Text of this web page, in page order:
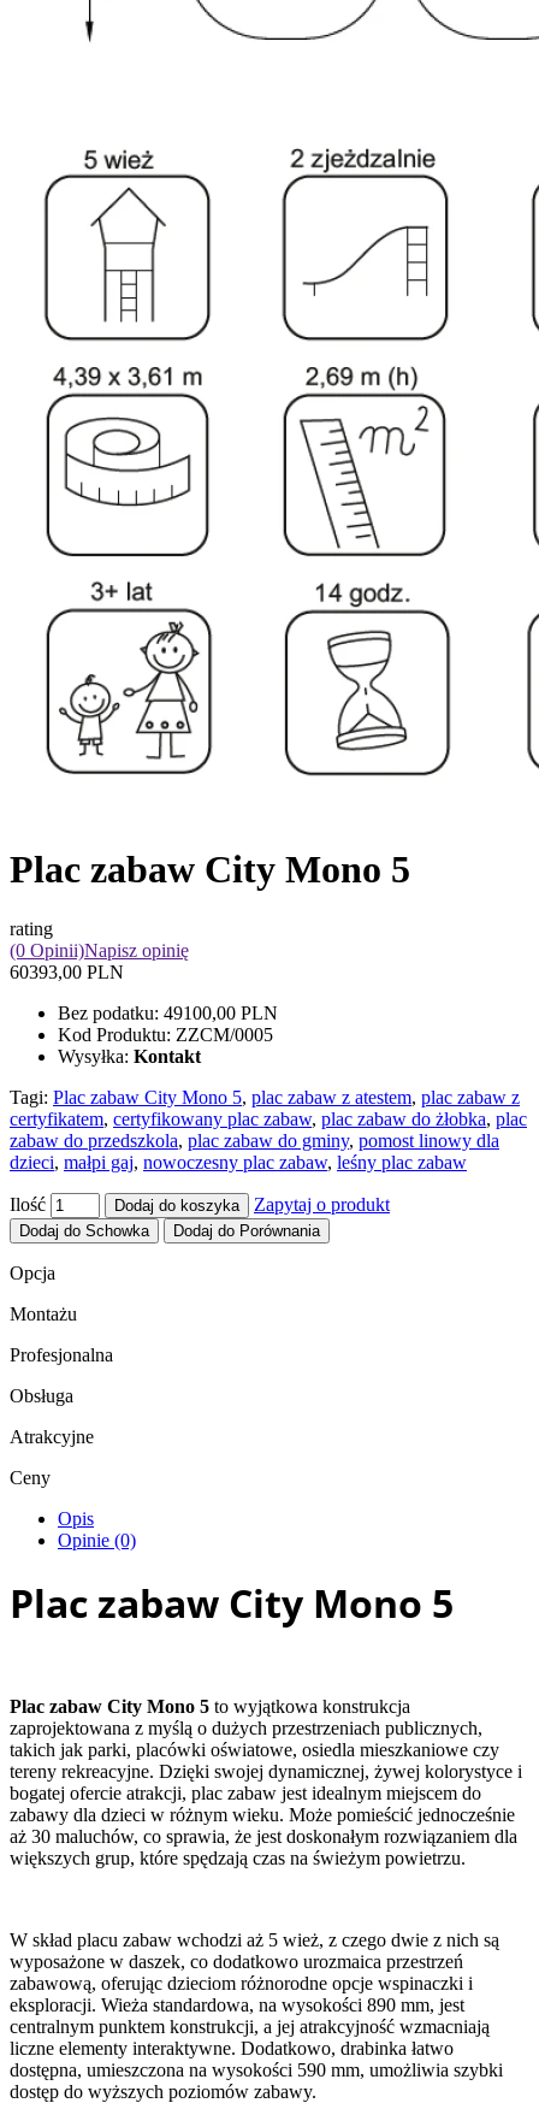
Plac zabaw City Mono 5
rating
(0 Opinii)Napisz opinię
60393,00 PLN
Bez podatku: 49100,00 PLN
Kod Produktu: ZZCM/0005
Wysyłka: Kontakt
Tagi: Plac zabaw City Mono 5, plac zabaw z atestem, plac zabaw z
certyfikatem, certyfikowany plac zabaw, plac zabaw do żłobka, plac
zabaw do przedszkola, plac zabaw do gminy, pomost linowy dla
dzieci, małpi gaj, nowoczesny plac zabaw, leśny plac zabaw
Ilość Dodaj do koszyka Zapytaj o produkt
Dodaj do Schowka Dodaj do Porównania
Opcja
Montażu
Profesjonalna
Obsługa
Atrakcyjne
Ceny
Opis
Opinie (0)
Plac zabaw City Mono 5
Plac zabaw City Mono 5 to wyjątkowa konstrukcja
zaprojektowana z myślą o dużych przestrzeniach publicznych,
takich jak parki, placówki oświatowe, osiedla mieszkaniowe czy
tereny rekreacyjne. Dzięki swojej dynamicznej, żywej kolorystyce i
bogatej ofercie atrakcji, plac zabaw jest idealnym miejscem do
zabawy dla dzieci w różnym wieku. Może pomieścić jednocześnie
aż 30 maluchów, co sprawia, że jest doskonałym rozwiązaniem dla
większych grup, które spędzają czas na świeżym powietrzu.
W skład placu zabaw wchodzi aż 5 wież, z czego dwie z nich są
wyposażone w daszek, co dodatkowo urozmaica przestrzeń
zabawową, oferując dzieciom różnorodne opcje wspinaczki i
eksploracji. Wieża standardowa, na wysokości 890 mm, jest
centralnym punktem konstrukcji, a jej atrakcyjność wzmacniają
liczne elementy interaktywne. Dodatkowo, drabinka łatwo
dostępna, umieszczona na wysokości 590 mm, umożliwia szybki
dostęp do wyższych poziomów zabawy.